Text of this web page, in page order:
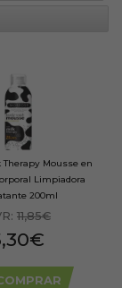
Therapy Mousse en
Limpiadora
200ml
11,85€